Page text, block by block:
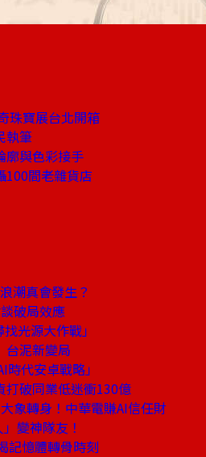
珠寶展台北開箱
執筆
與色彩接手
間老雜貨店
潮真會發生？
破局效應
光源大作戰」
台泥新變局
代安卓戰略」
打破同業低迷衝130億
象轉身！中華電賺AI信任財
變神隊友！
記憶體轉骨時刻